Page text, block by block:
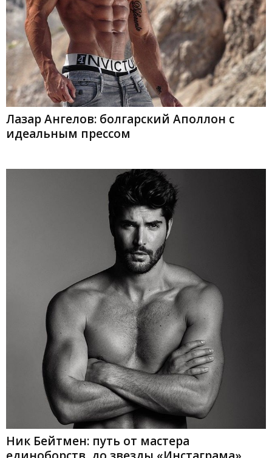
Лазар Ангелов: болгарский Аполлон с
идеальным прессом
Ник Бейтмен: путь от мастера